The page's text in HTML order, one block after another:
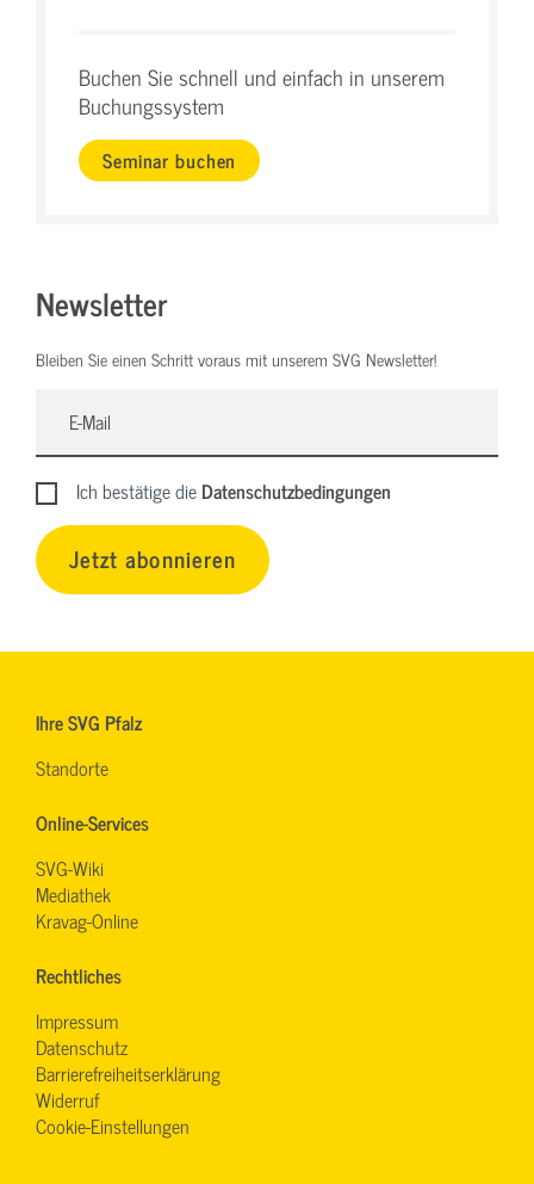
Buchen Sie schnell und einfach in unserem
Buchungssystem
Seminar buchen
Newsletter
Bleiben Sie einen Schritt voraus mit unserem SVG Newsletter!
Ich bestätige dieDatenschutzbedingungen
Jetzt abonnieren
Ihre SVG Pfalz
Standorte
Online-Services
SVG-Wiki
Mediathek
Kravag-Online
Rechtliches
Impressum
Datenschutz
Barrierefreiheitserklärung
Widerruf
Cookie-Einstellungen